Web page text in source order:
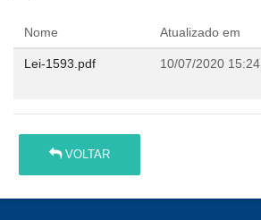
Nome Atualizado em
Lei-1593.pdf 10/07/2020 15:24
VOLTAR